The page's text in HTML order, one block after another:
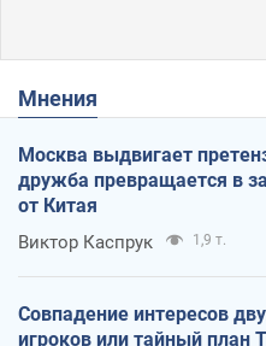
Мнения
Москва выдвигает
дружба превращается в
от Китая
Виктор Каспрук 1,9 т.
Совпадение интересов
игроков или тайный план